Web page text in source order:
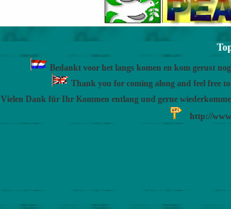
Bedankt voor het langs komen en kom gerust
Thank you for coming along and feel free
Vielen Dank für Ihr Kommen entlang und gerne
http://